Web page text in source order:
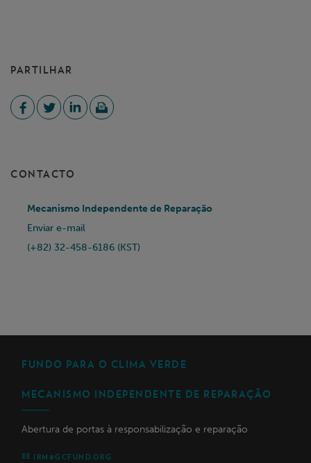
PARTILHAR
CONTACTO
Mecanismo Independente de Reparação
Enviar e-mail
(+82) 32-458-6186 (KST)
FUNDO PARA O CLIMA VERDE
MECANISMO INDEPENDENTE DE REPARAÇÃO
Abertura de portas à responsabilização e reparação
IRM@GCFUND.ORG